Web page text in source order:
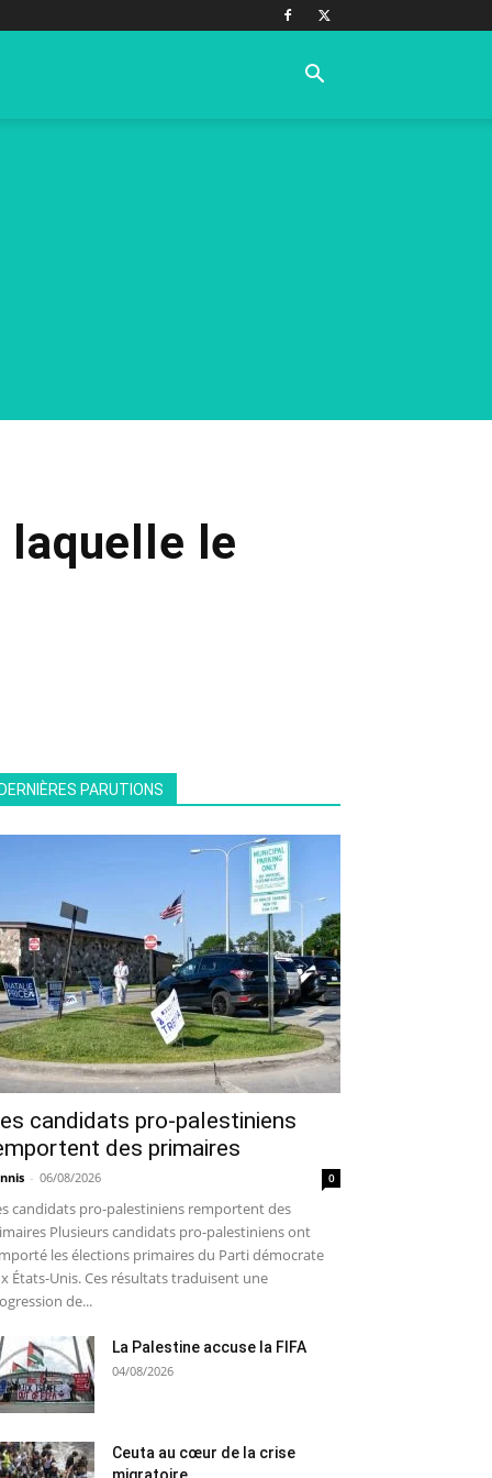
laquelle le
PARUTIONS
candidats pro-palestiniens
des primaires
- 06/08/2026 0
candidats pro-palestiniens remportent des
Plusieurs candidats pro-palestiniens ont
les élections primaires du Parti démocrate
États-Unis. Ces résultats traduisent une
de...
La Palestine accuse la FIFA
04/08/2026
Ceuta au cœur de la crise